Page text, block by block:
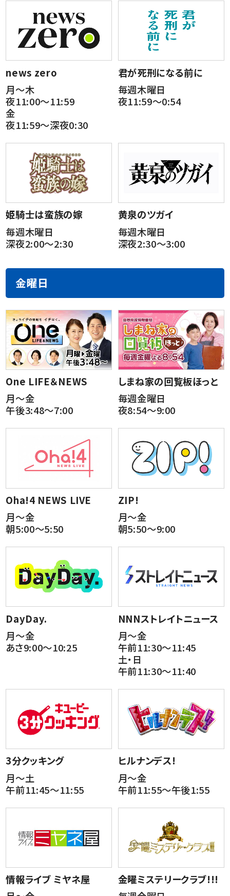
news zero
月～木
夜11:00～11:59
金
夜11:59～深夜0:30
君が死刑になる前に
毎週木曜日
夜11:59～0:54
姫騎士は蛮族の嫁
毎週木曜日
深夜2:00～2:30
黄泉のツガイ
毎週木曜日
深夜2:30～3:00
金曜日
One LIFE＆NEWS
月～金
午後3:48～7:00
しまね家の回覧板ほっと
毎週金曜日
夜8:54～9:00
Oha!4 NEWS LIVE
月～金
朝5:00～5:50
ZIP!
月～金
朝5:50～9:00
DayDay.
月～金
あさ9:00～10:25
NNNストレイトニュース
月～金
午前11:30～11:45
土・日
午前11:30～11:40
3分クッキング
月～土
午前11:45～11:55
ヒルナンデス!
月～金
午前11:55～午後1:55
情報ライブ ミヤネ屋
金曜ミステリークラブ!!!